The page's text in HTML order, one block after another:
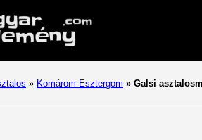
» Komárom-Esztergom » Galsi